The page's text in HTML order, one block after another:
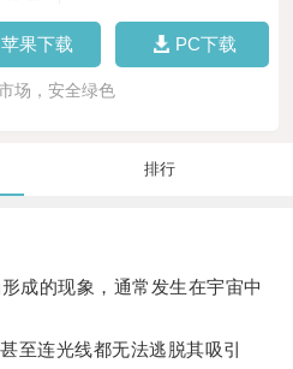
苹果下载 PC下载
场，安全绿色
排行
的现象，通常发生在宇宙中
连光线都无法逃脱其吸引